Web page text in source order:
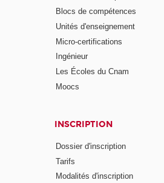
Blocs de compétences
Unités d'enseignement
Micro-certifications
Ingénieur
Les Écoles du Cnam
Moocs
INSCRIPTION
Dossier d'inscription
Tarifs
Modalités d'inscription